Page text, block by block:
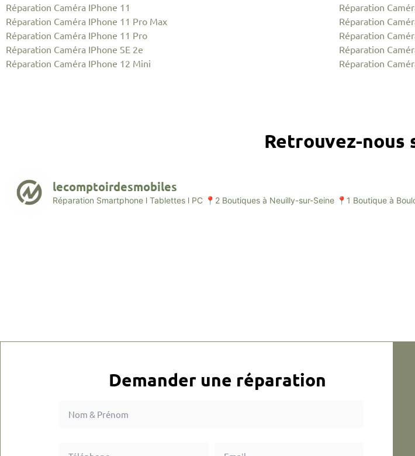
Réparation Caméra IPhone 11
Réparation Caméra IPhone 11 Pro Max
Réparation Caméra IPhone 11 Pro
Réparation Caméra IPhone SE 2e
Réparation Caméra IPhone 12 Mini
Réparation
Réparation
Réparation
Réparation
Réparation
Retrouvez-nous
lecomptoirdesmobiles
Réparation Smartphone l Tablettes l PC 📍2 Boutiques à Neuilly-sur-Seine 📍1 Boutique à
Demander une réparation